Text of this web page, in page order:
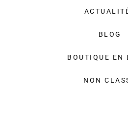
BLOG
BOUTIQUE EN
NON